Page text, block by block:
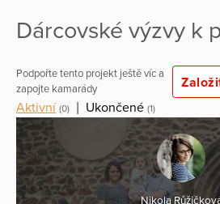
Dárcovské výzvy k
Podpořte tento projekt ještě víc a
zapojte kamarády
Aktivní (0) Ukončené (1)
Nikola